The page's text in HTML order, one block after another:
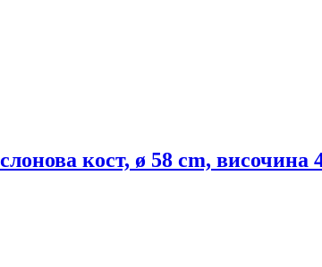
кост, ø 58 cm, височина